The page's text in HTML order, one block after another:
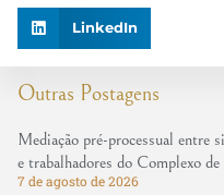
Outras Postagens
Mediação pré-processual entre
e trabalhadores do Complexo
7 de agosto de 2026
LinkedIn